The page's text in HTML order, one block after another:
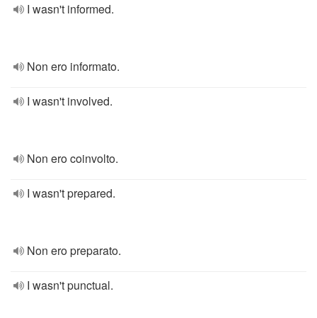
I wasn't informed.
Non ero informato.
I wasn't involved.
Non ero coinvolto.
I wasn't prepared.
Non ero preparato.
I wasn't punctual.